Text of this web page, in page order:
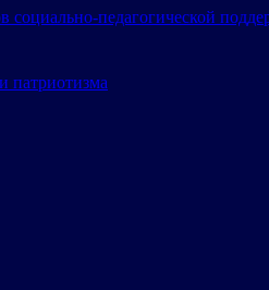
педагогической
патриотизма